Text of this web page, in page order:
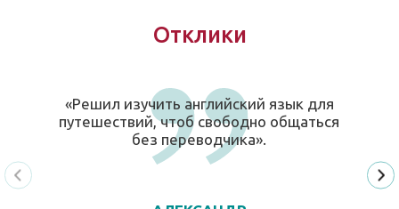
Отклики
«Решил изучить английский язык для
путешествий, чтоб свободно общаться
без переводчика».